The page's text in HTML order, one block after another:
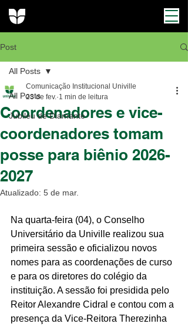
Post
All Posts
Jubileu de Diamante
All Posts
Coordenadores e vice-
coordenadores tomam
posse para biênio 2026-
2027
Comunicação Institucional Univille
23 de fev. 1 min de leitura
Atualizado: 5 de mar.
Na quarta-feira (04), o Conselho
Universitário da Univille realizou sua
primeira sessão e oficializou novos
nomes para as coordenações de curso
e para os diretores do colégio da
instituição. A sessão foi presidida pelo
Reitor Alexandre Cidral e contou com a
presença da Vice-Reitora Therezinha